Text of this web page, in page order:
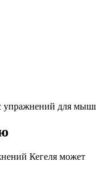
упражнений для
Кегеля может